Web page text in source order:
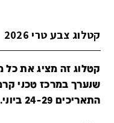
קטלוג צבע טרי 2026
שנערך במרכז טכני
התאריכים 24-29 ביוני.